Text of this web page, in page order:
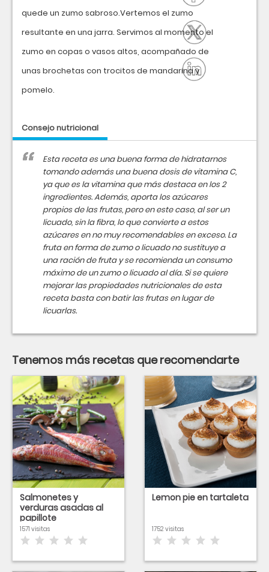
quede un zumo sabroso.Vertemos el zumo
resultante en una jarra. Servimos al momento el
zumo en copas o vasos altos, acompañado de
unas brochetas con trocitos de mandarina y
pomelo.
Consejo nutricional
Esta receta es una buena forma de hidratarnos
tomando además una buena dosis de vitamina C,
ya que es la vitamina que más destaca en los 2
ingredientes. Además, aporta los azúcares
propios de las frutas, pero en este caso, al ser un
licuado, sin la fibra, lo que convierte a estos
azúcares en no muy recomendables en exceso. La
fruta en forma de zumo o licuado no sustituye a
una ración de fruta y se recomienda un consumo
máximo de un zumo o licuado al día. Si se quiere
mejorar las propiedades nutricionales de esta
receta basta con batir las frutas en lugar de
licuarlas.
Tenemos más recetas que recomendarte
Salmonetes y
verduras asadas al
papillote
1571 visitas
Lemon pie en tartaleta
1752 visitas